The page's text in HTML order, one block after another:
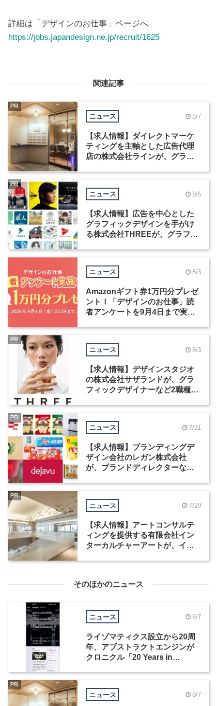
詳細は「デザインのお仕事」ページへ
https://jobs.japandesign.ne.jp/recruit/1625
関連記事
ニュース 8/7
【求人情報】ダイレクトマーケ
ティングを主軸とした広告代理
店の株式会社ラインが、グラフ
PR
ニュース 8/5
【求人情報】広告を中心とした
グラフィックデザインを手がけ
る株式会社THREEが、グラフィ
PR
ニュース 8/3
Amazonギフト券1万円分プレゼ
ント！「デザインのお仕事」読
者アンケートを9月4日まで実施
ニュース 8/3
【求人情報】デザインスタジオ
の株式会社サザランドが、グラ
フィックデザイナーなど2職種を
PR
ニュース 7/31
【求人情報】ブランディングデ
ザイン会社のレガン株式会社
が、ブランドディレクターなど3
PR
ニュース 7/29
【求人情報】アートコンサルテ
ィングを提供する有限会社イン
ターカルチャーアートが、イン
PR
そのほかのニュース
ニュース 8/7
ライゾマティクス設立から20周
年、アブストラクトエンジンが
クロニクル「20 Years in
ニュース 8/7
PR